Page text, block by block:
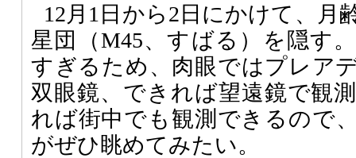
12月1日から2日にかけて、月
星団（M45、すばる）を隠す
すぎるため、肉眼ではプレア
双眼鏡、できれば望遠鏡で観
れば街中でも観測できるので
がぜひ眺めてみたい。